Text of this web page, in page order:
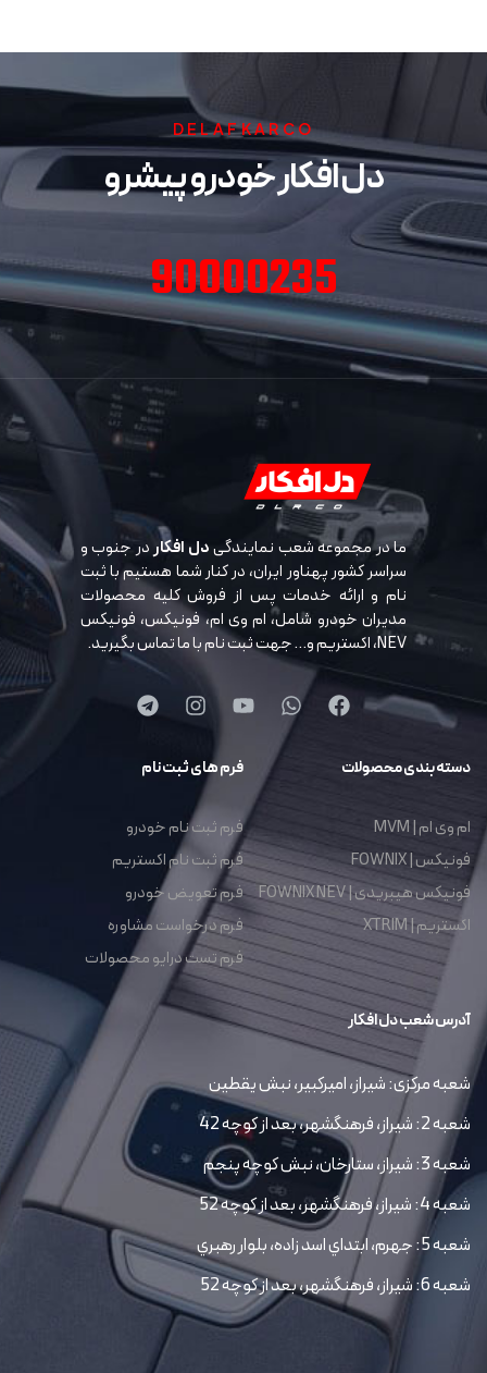
DELAFKARCO
دل افکار خودرو پیشرو
90000235
ما در مجموعه شعب نمایندگیدل افکاردر جنوب و
سراسر کشور پهناور ایران، در کنار شما هستیم با ثبت
نام و ارائه خدمات پس از فروش کلیه محصولات
مدیران خودرو شامل، ام وی ام، فونیکس، فونیکس
NEV، اکستریم و… جهت ثبت نام با ما تماس بگیرید.
دسته بندی محصولات
ام وی ام | MVM
فونیکس | FOWNIX
فونیکس هیبریدی | FOWNIX NEV
اکستریم | XTRIM
فرم های ثبت نام
فرم ثبت نام خودرو
فرم ثبت نام اکستریم
فرم تعویض خودرو
فرم درخواست مشاوره
فرم تست درایو محصولات
آدرس شعب دل افکار
شعبه مرکزی: شیراز، امیرکبیر، نبش یقطین
شعبه 2: شیراز، فرهنگشهر، بعد از کوچه 42
شعبه 3: شیراز، ستارخان، نبش کوچه پنجم
شعبه 4: شیراز، فرهنگشهر، بعد از کوچه 52
شعبه 5: جهرم، ابتداي اسد زاده، بلوار رهبري
شعبه 6: شیراز، فرهنگشهر، بعد از کوچه 52